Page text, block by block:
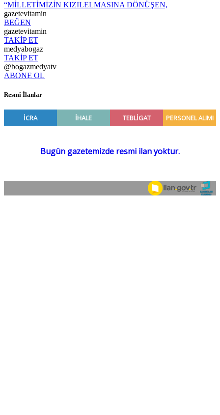
“MİLLETİMİZİN KIZILELMASINA DÖNÜŞEN,
gazetevitamin
BEĞEN
gazetevitamin
TAKİP ET
medyabogaz
TAKİP ET
@bogazmedyatv
ABONE OL
Resmî İlanlar